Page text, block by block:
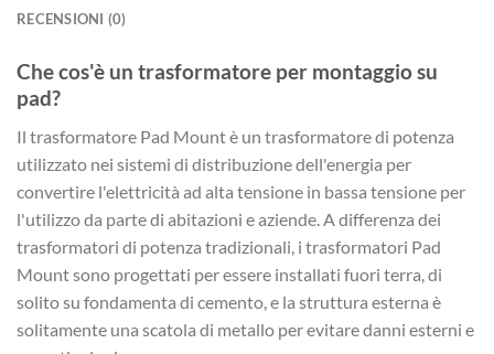
RECENSIONI (0)
Che cos'è un trasformatore per montaggio su
pad?
Il trasformatore Pad Mount è un trasformatore di potenza
utilizzato nei sistemi di distribuzione dell'energia per
convertire l'elettricità ad alta tensione in bassa tensione per
l'utilizzo da parte di abitazioni e aziende. A differenza dei
trasformatori di potenza tradizionali, i trasformatori Pad
Mount sono progettati per essere installati fuori terra, di
solito su fondamenta di cemento, e la struttura esterna è
solitamente una scatola di metallo per evitare danni esterni e